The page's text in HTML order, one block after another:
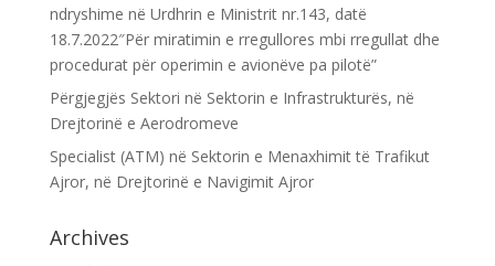
ndryshime në Urdhrin e Ministrit nr.143, datë
18.7.2022″Për miratimin e rregullores mbi rregullat dhe
procedurat për operimin e avionëve pa pilotë”
Përgjegjës Sektori në Sektorin e Infrastrukturës, në
Drejtorinë e Aerodromeve
Specialist (ATM) në Sektorin e Menaxhimit të Trafikut
Ajror, në Drejtorinë e Navigimit Ajror
Archives